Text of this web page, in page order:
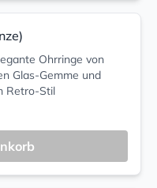
Ohrringe von
Glas-Gemme und
Retro-Stil